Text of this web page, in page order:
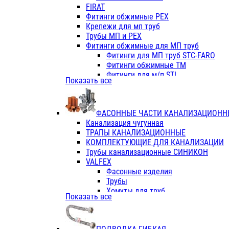
Фитинги ПП белые
Фитинги ПП белые
Фитинги ППс металл.белые
VALFEX
Трубы PE-RT
Трубы ПП водопровод белые
Трубы ПП водопровод серые
Трубы армированные
Трубы армированные
Фитинги с металл. серые
Фитинги ПП (серые)
Фитинги ПП белые
Краны
Фитинги ПП (белые)
Фитинги ПП с металлом белые
ПК КОНТУР
Краны полипропиленовые
Трубы полипропиленивые
FIRAT
Фитинги обжимные PEX
Крепежи для мп труб
Трубы МП и PEX
Фитинги обжимные для МП труб
Фитинги для МП труб STC-FARO
Фитинги обжимные ТМ
Фитинги для м/п STI
Фитинги для МП труб TITAN
TK
VALFEX
Показать все
ФАСОННЫЕ ЧАСТИ
Канализация чугунная
ТРАПЫ КАНАЛИЗАЦИОННЫЕ
КОМПЛЕКТУЮЩИЕ ДЛЯ КАНАЛИЗАЦИИ
Трубы канализационные СИНИКОН
VALFEX
Фасонные изделия
Трубы
Хомуты для труб
ПВХ (стройполимер)
Показать все